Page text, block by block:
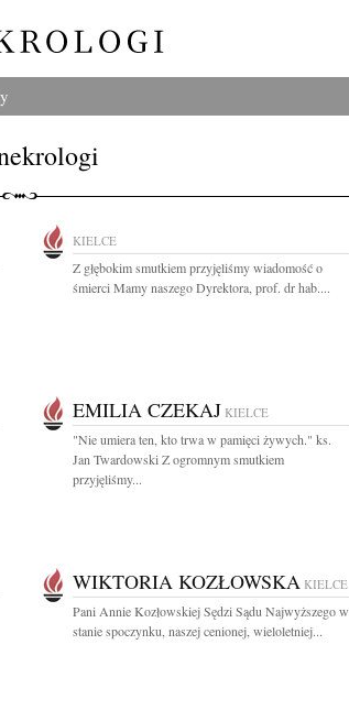
KIELCE
Z głębokim smutkiem przyjęliśmy wiadomość o
śmierci Mamy naszego Dyrektora, prof. dr hab....
EMILIA CZEKAJ KIELCE
"Nie umiera ten, kto trwa w pamięci żywych." ks.
Jan Twardowski Z ogromnym smutkiem
przyjęliśmy...
WIKTORIA KOZŁOWSKA KIELCE
Pani Annie Kozłowskiej Sędzi Sądu Najwyższego w
stanie spoczynku, naszej cenionej, wieloletniej...